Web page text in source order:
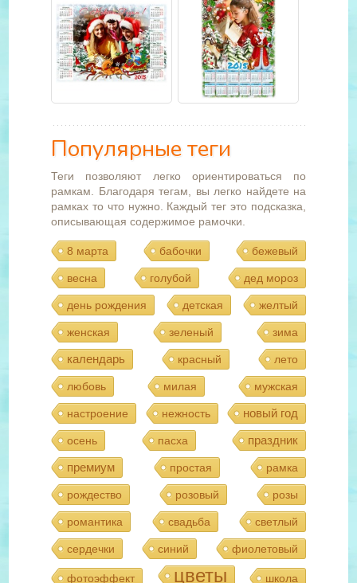
Популярные теги
Теги позволяют легко ориентироваться по
рамкам. Благодаря тегам, вы легко найдете на
рамках то что нужно. Каждый тег это подсказка,
описывающая содержимое рамочки.
8 марта бабочки бежевый
весна голубой дед мороз
день рождения детская желтый
женская зеленый зима
календарь красный лето
любовь милая мужская
настроение нежность новый год
осень пасха
праздник
премиум
простая рамка
рождество розовый розы
романтика свадьба светлый
сердечки синий фиолетовый
фотоэффект цветы школа